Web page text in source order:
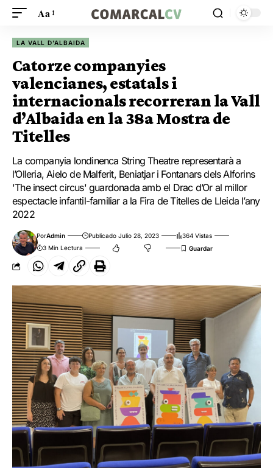
Aa
LA VALL D'ALBAIDA
Catorze companyies
valencianes, estatals i
internacionals recorreran la Vall
d’Albaida en la 38a Mostra de
Titelles
La companyia londinenca String Theatre representarà a
l’Olleria, Aielo de Malferit, Beniatjar i Fontanars dels Alforins
'The insect circus' guardonada amb el Drac d’Or al millor
espectacle infantil-familiar a la Fira de Titelles de Lleida l’any
2022
PorAdmin Publicado Julio 28, 2023
364 Vistas
3 Min Lectura